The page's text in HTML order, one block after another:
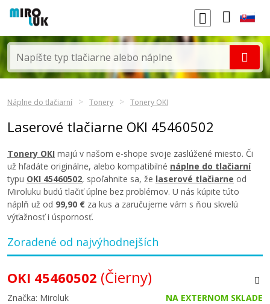
Náplne do tlačiarní Tonery Tonery OKI
Laserové tlačiarne OKI 45460502
Tonery OKI majú v našom e-shope svoje zaslúžené miesto. Či
už hľadáte originálne, alebo kompatibilné náplne do tlačiarní
typu OKI 45460502, spoľahnite sa, že laserové tlačiarne od
Miroluku budú tlačiť úplne bez problémov. U nás kúpite túto
náplň už od 99,90 € za kus a zaručujeme vám s ňou skvelú
výťažnosť i úspornosť.
Zoradené od najvýhodnejších
OKI 45460502 (Čierny)
Značka: Miroluk
NA EXTERNOM SKLADE